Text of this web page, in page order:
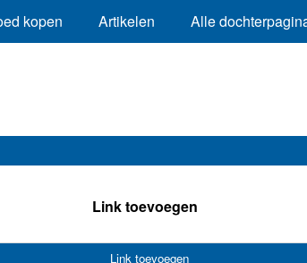
kopen Artikelen Alle
Link toevoegen
Link toevoegen